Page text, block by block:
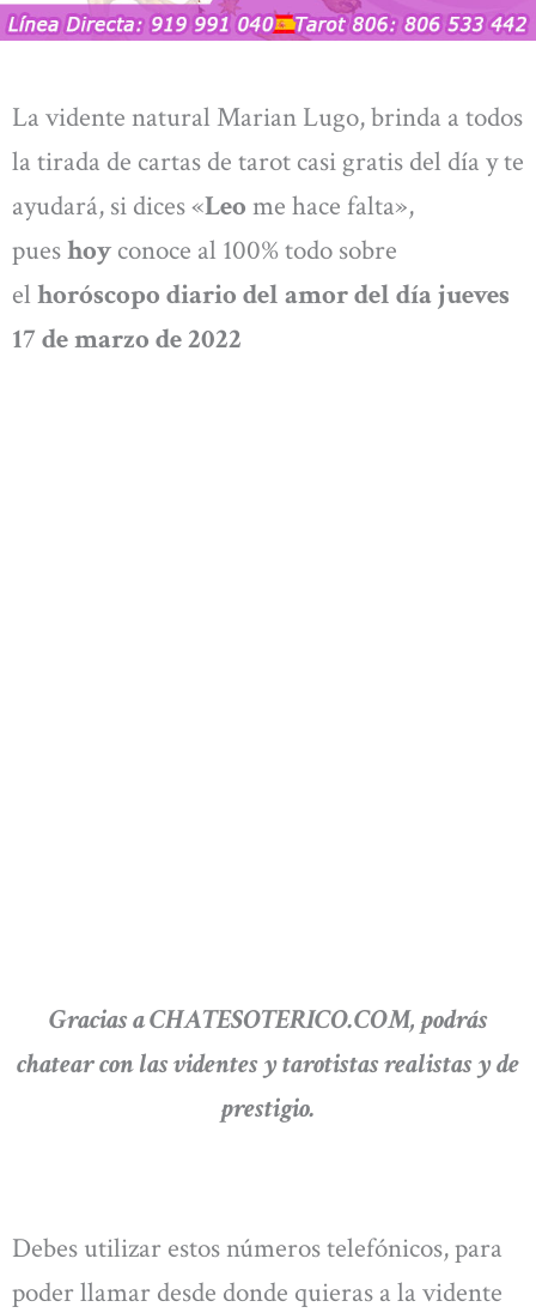
La vidente natural Marian Lugo, brinda a todos
la tirada de cartas de tarot casi gratis del día y te
ayudará, si dices «Leo me hace falta»,
pueshoy conoce al 100% todo sobre
el horóscopo diario del amor del día jueves
17 de marzo de 2022
Gracias a CHATESOTERICO.COM, podrás
chatear con las videntes y tarotistas realistas y de
prestigio.
Debes utilizar estos números telefónicos, para
poder llamar desde donde quieras a la vidente